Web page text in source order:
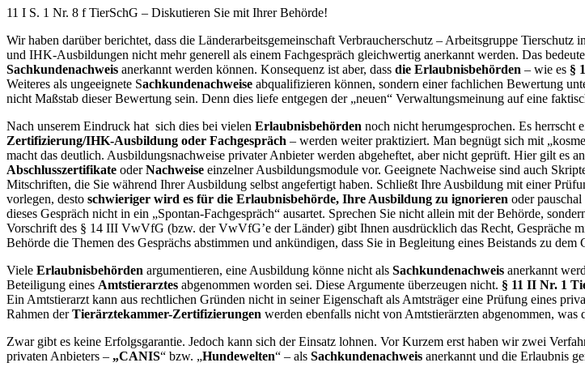
11 I S. 1 Nr. 8 f TierSchG – Diskutieren Sie mit Ihrer Behörde!
Wir haben darüber berichtet, dass die Länderarbeitsgemeinschaft Verbraucherschutz – Arbeitsgruppe
und IHK-Ausbildungen nicht mehr generell als einem Fachgespräch gleichwertig anerkannt werden. Das
Sachkundenachweis anerkannt werden können. Konsequenz ist aber, dass die Erlaubnisbehörden – wie es §
Weiteres als ungeeignete Sachkundenachweise abqualifizieren können, sondern einer fachlichen Bewertung
nicht Maßstab dieser Bewertung sein. Denn dies liefe entgegen der „neuen“ Verwaltungsmeinung auf eine
Nach unserem Eindruck hat sich dies bei vielen Erlaubnisbehörden noch nicht herumgesprochen. Es herrscht
Zertifizierung/IHK-Ausbildung oder Fachgespräch – werden weiter praktiziert. Man begnügt sich mit
macht das deutlich. Ausbildungsnachweise privater Anbieter werden abgeheftet, aber nicht geprüft. Hier gilt es
Abschlusszertifikate oderNachweise einzelner Ausbildungsmodule vor. Geeignete Nachweise sind auch
Mitschriften, die Sie während Ihrer Ausbildung selbst angefertigt haben. Schließt Ihre Ausbildung mit einer
vorlegen, desto schwieriger wird es für die Erlaubnisbehörde, Ihre Ausbildung zu ignorieren oder
dieses Gespräch nicht in ein „Spontan-Fachgespräch“ ausartet. Sprechen Sie nicht allein mit der Behörde,
Vorschrift des § 14 III VwVfG (bzw. der VwVfG’e der Länder) gibt Ihnen ausdrücklich das Recht, Gespräche
Behörde die Themen des Gesprächs abstimmen und ankündigen, dass Sie in Begleitung eines Beistands zu
Viele Erlaubnisbehörden argumentieren, eine Ausbildung könne nicht als Sachkundenachweis anerkannt
Beteiligung eines Amtstierarztes abgenommen worden sei. Diese Argumente überzeugen nicht. § 11 II Nr. 1
Ein Amtstierarzt kann aus rechtlichen Gründen nicht in seiner Eigenschaft als Amtsträger eine Prüfung eines
Rahmen derTierärztekammer-Zertifizierungen werden ebenfalls nicht von Amtstierärzten abgenommen,
Zwar gibt es keine Erfolgsgarantie. Jedoch kann sich der Einsatz lohnen. Vor Kurzem erst haben wir zwei
privaten Anbieters – „CANIS“ bzw. „Hundewelten“ – als Sachkundenachweis anerkannt und die Erlaubnis